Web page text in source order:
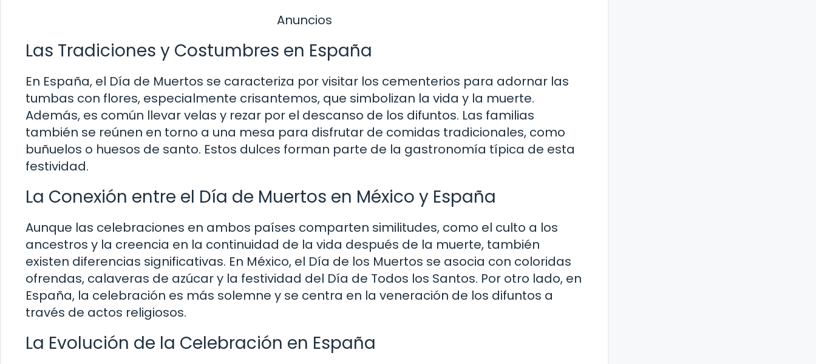
Anuncios
Las Tradiciones y Costumbres en España
En España, el Día de Muertos se caracteriza por visitar los cementerios para adornar las
tumbas con flores, especialmente crisantemos, que simbolizan la vida y la muerte.
Además, es común llevar velas y rezar por el descanso de los difuntos. Las familias
también se reúnen en torno a una mesa para disfrutar de comidas tradicionales, como
buñuelos o huesos de santo. Estos dulces forman parte de la gastronomía típica de esta
festividad.
La Conexión entre el Día de Muertos en México y España
Aunque las celebraciones en ambos países comparten similitudes, como el culto a los
ancestros y la creencia en la continuidad de la vida después de la muerte, también
existen diferencias significativas. En México, el Día de los Muertos se asocia con coloridas
ofrendas, calaveras de azúcar y la festividad del Día de Todos los Santos. Por otro lado, en
España, la celebración es más solemne y se centra en la veneración de los difuntos a
través de actos religiosos.
La Evolución de la Celebración en España